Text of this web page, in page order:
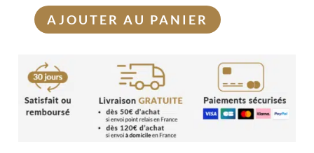
quantité
Bracelet
Chrysoprase
4mm
AJOUTER AU PANIER